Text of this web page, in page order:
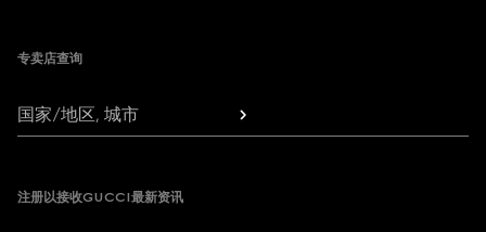
专卖店查询
国家/地区, 城市
注册以接收GUCCI最新资讯